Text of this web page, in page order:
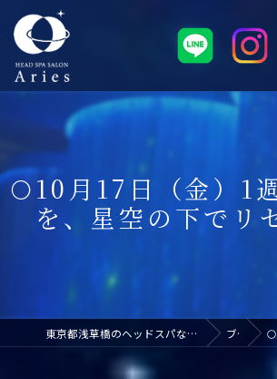
🌕10月17日（金）1
を、星空の下でリ
東京都浅草橋のヘッドスパなら浅草橋ドライヘッドスパ専門店アリエス ブログ